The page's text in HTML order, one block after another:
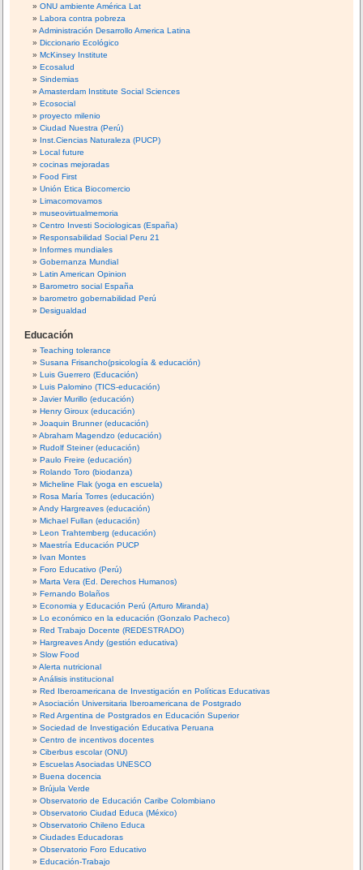
ONU ambiente América Lat
Labora contra pobreza
Administración Desarrollo America Latina
Diccionario Ecológico
McKinsey Institute
Ecosalud
Sindemias
Amasterdam Institute Social Sciences
Ecosocial
proyecto milenio
Ciudad Nuestra (Perú)
Inst.Ciencias Naturaleza (PUCP)
Local future
cocinas mejoradas
Food First
Unión Etica Biocomercio
Limacomovamos
museovirtualmemoria
Centro Investi Sociologicas (España)
Responsabilidad Social Peru 21
Informes mundiales
Gobernanza Mundial
Latin American Opinion
Barometro social España
barometro gobernabilidad Perú
Desigualdad
Educación
Teaching tolerance
Susana Frisancho(psicología & educación)
Luis Guerrero (Educación)
Luis Palomino (TICS-educación)
Javier Murillo (educación)
Henry Giroux (educación)
Joaquin Brunner (educación)
Abraham Magendzo (educación)
Rudolf Steiner (educación)
Paulo Freire (educación)
Rolando Toro (biodanza)
Micheline Flak (yoga en escuela)
Rosa María Torres (educación)
Andy Hargreaves (educación)
Michael Fullan (educación)
Leon Trahtemberg (educación)
Maestría Educación PUCP
Ivan Montes
Foro Educativo (Perú)
Marta Vera (Ed. Derechos Humanos)
Fernando Bolaños
Economia y Educación Perú (Arturo Miranda)
Lo económico en la educación (Gonzalo Pacheco)
Red Trabajo Docente (REDESTRADO)
Hargreaves Andy (gestión educativa)
Slow Food
Alerta nutricional
Análisis institucional
Red Iberoamericana de Investigación en Políticas Educativas
Asociación Universitaria Iberoamericana de Postgrado
Red Argentina de Postgrados en Educación Superior
Sociedad de Investigación Educativa Peruana
Centro de incentivos docentes
Ciberbus escolar (ONU)
Escuelas Asociadas UNESCO
Buena docencia
Brújula Verde
Observatorio de Educación Caribe Colombiano
Observatorio Ciudad Educa (México)
Observatorio Chileno Educa
Ciudades Educadoras
Observatorio Foro Educativo
Educación-Trabajo